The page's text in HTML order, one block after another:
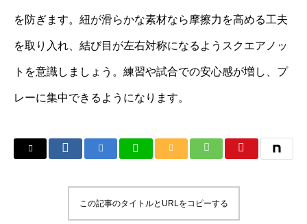
を防ぎます。紐が滑らかな素材なら摩擦力を高める工夫
を取り入れ、結び目が左右対称になるようスクエアノッ
トを意識しましょう。練習や試合での安心感が増し、プ
レーに集中できるようになります。
この記事のタイトルとURLをコピーする